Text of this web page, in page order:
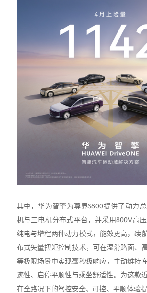
其中，华为智擎为尊界S800提供了动力
机与三电机分布式平台，并采用800V高
纯电与增程两种动力模式，能效更高，续
布式矢量扭矩控制技术，可在湿滑路面、
等极限场景中实现毫秒级响应，主动维持
迹性、启停平顺性与乘坐舒适性。为这款
在全路况下的驾控安全、可控、平顺体验提